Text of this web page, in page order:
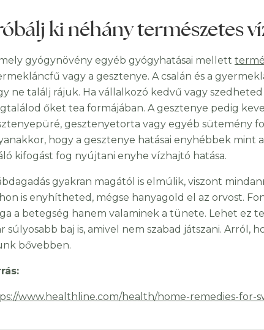
ki néhány természetes
gyógynövény egyéb gyógyhatásai mellett
vagy a gesztenye. A csalán és a
ne találj rájuk. Ha vállalkozó kedvű vagy
őket tea formájában. A gesztenye pedig
gesztenyetorta vagy egyéb sütemény
hogy a gesztenye hatásai enyhébbek mint
kifogást fog nyújtani enyhe vízhajtó hatása.
gyakran magától is elmúlik, viszont
is enyhítheted, mégse hanyagold el az orvost.
a betegség hanem valaminek a tünete. Lehet ez
súlyosabb baj is, amivel nem szabad játszani.
bővebben.
www.healthline.com/health/home-remedies-for-